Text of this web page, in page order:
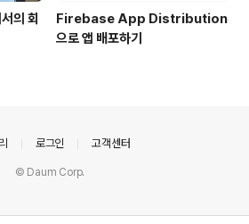
의 회
Firebase App Distribution
으로 앱 배포하기
로그인 고객센터
© Daum Corp.